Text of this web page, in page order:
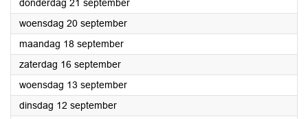
donderdag 21 september
woensdag 20 september2023
maandag 18 september2023
zaterdag 16 september2023
woensdag 13 september2023
dinsdag 12 september2023